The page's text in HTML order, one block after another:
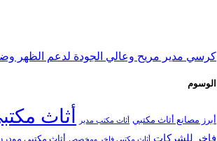
كرسي مدير مريح وعالي الجودة لدعم الظهر
الوسوم
أبرز مصانع أثاث مكتبي أثاث مكتب مدير أثاث
فاخر للشركات أثاث مكتبي فاخر ومخصص أثاث مكتبي